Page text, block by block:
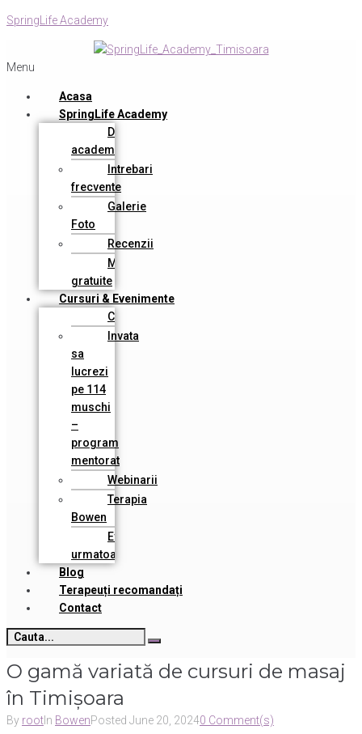
SpringLife Academy
Menu
Acasa
SpringLife Academy
Despre
academie
Intrebari
frecvente
Galerie
Foto
Recenzii
Materiale
gratuite
Cursuri & Evenimente
Cursuri
Invata
sa
lucrezi
pe 114
muschi
–
program
mentorat
Webinarii
Terapia
Bowen
Evenimente
urmatoare
Blog
Terapeuți recomandați
Contact
O gamă variată de cursuri de masaj
în Timișoara
By root In BowenPosted June 20, 20240 Comment(s)